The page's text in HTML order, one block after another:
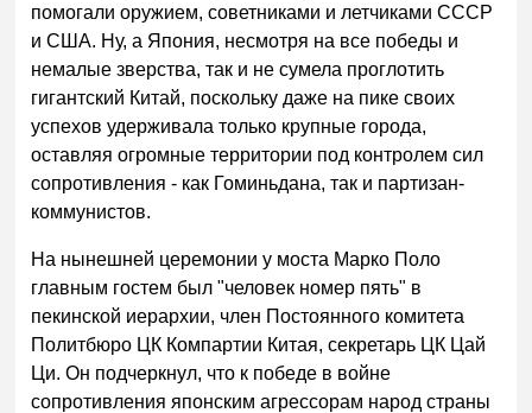
помогали оружием, советниками и летчиками СССР
и США. Ну, а Япония, несмотря на все победы и
немалые зверства, так и не сумела проглотить
гигантский Китай, поскольку даже на пике своих
успехов удерживала только крупные города,
оставляя огромные территории под контролем сил
сопротивления - как Гоминьдана, так и партизан-
коммунистов.
На нынешней церемонии у моста Марко Поло
главным гостем был "человек номер пять" в
пекинской иерархии, член Постоянного комитета
Политбюро ЦК Компартии Китая, секретарь ЦК Цай
Ци. Он подчеркнул, что к победе в войне
сопротивления японским агрессорам народ страны